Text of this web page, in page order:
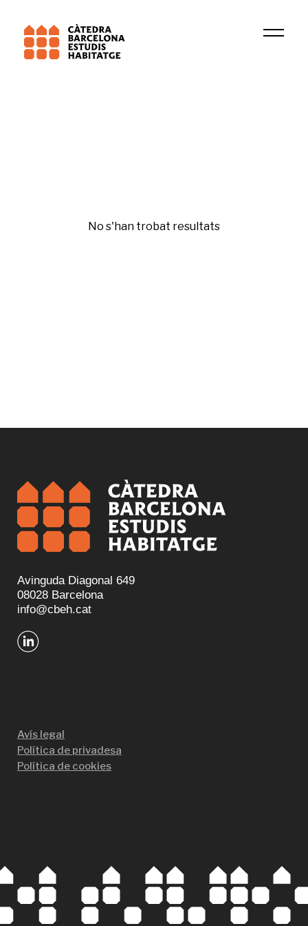
No s'han trobat resultats
Avinguda Diagonal 649
08028 Barcelona
info@cbeh.cat
Avís legal
Política de privadesa
Política de cookies